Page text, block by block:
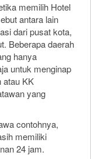
memilih Hotel
antara lain
dari pusat kota,
Beberapa daerah
hanya
untuk menginap
atau KK
yang
contohnya,
memiliki
24 jam.